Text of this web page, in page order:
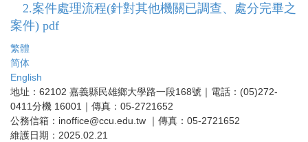
2.案件處理流程(針對其他機關已調查、處分完畢之
案件) pdf
繁體
简体
English
地址：62102 嘉義縣民雄鄉大學路一段168號｜電話：(05)272-
0411分機 16001｜傳真：05-2721652
公務信箱：inoffice@ccu.edu.tw ｜傳真：05-2721652
維護日期：2025.02.21